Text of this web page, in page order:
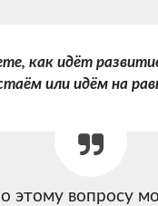
как идёт
или идём на
этому вопросу